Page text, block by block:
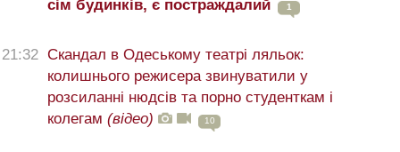
сім будинків, є постраждалий
1
21:32 Скандал в Одеському театрі ляльок:
колишнього режисера звинуватили у
розсиланні нюдсів та порно студенткам і
колегам (відео) 10